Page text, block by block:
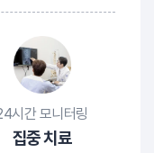
시간 모니터링
집중 치료